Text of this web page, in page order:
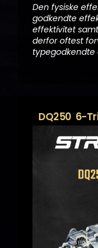
Den fysiske
godkendte
effektivitet
derfor oftest
typegodkendte
DQ250 6-